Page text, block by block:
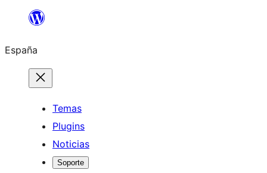
Saltar
contenido
España
Temas
Plugins
Noticias
Soporte